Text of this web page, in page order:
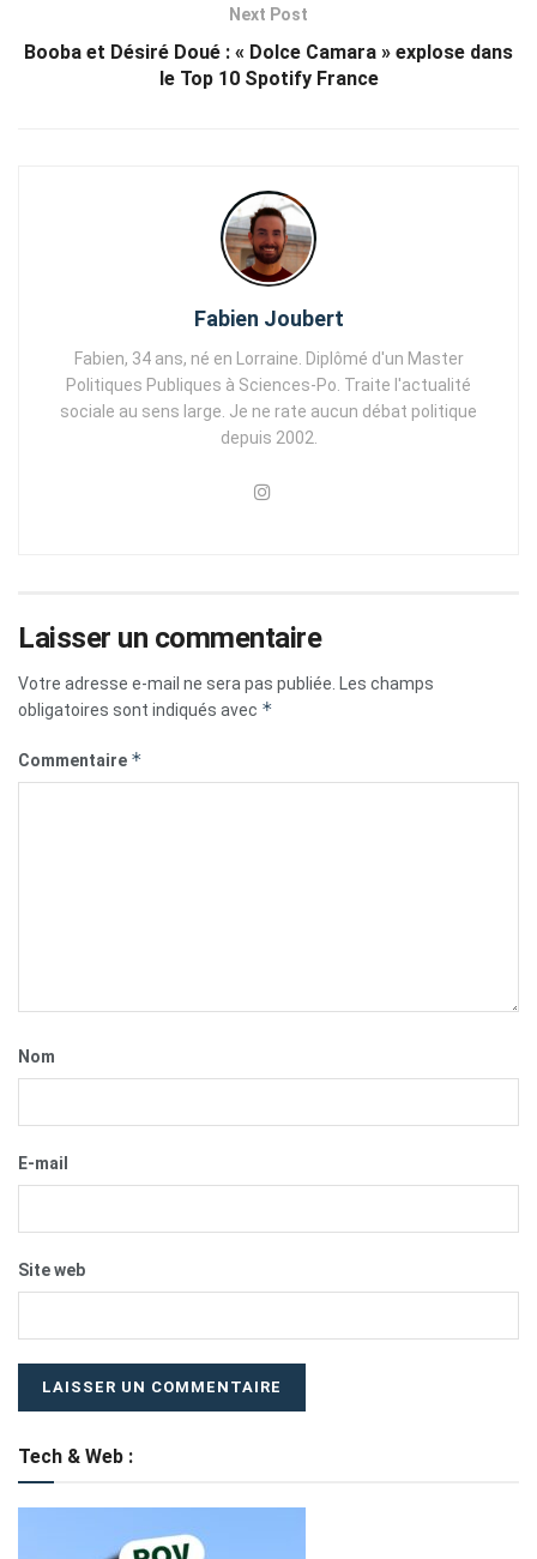
Next Post
Booba et Désiré Doué : « Dolce Camara » explose dans
le Top 10 Spotify France
Fabien Joubert
Fabien, 34 ans, né en Lorraine. Diplômé d'un Master
Politiques Publiques à Sciences-Po. Traite l'actualité
sociale au sens large. Je ne rate aucun débat politique
depuis 2002.
Laisser un commentaire
Votre adresse e-mail ne sera pas publiée. Les champs
obligatoires sont indiqués avec *
Commentaire *
Nom
E-mail
Site web
Tech & Web :